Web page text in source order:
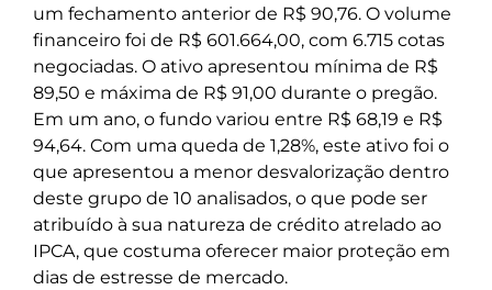
um fechamento anterior de R$ 90,76. O volume
financeiro foi de R$ 601.664,00, com 6.715 cotas
negociadas. O ativo apresentou mínima de R$
89,50 e máxima de R$ 91,00 durante o pregão.
Em um ano, o fundo variou entre R$ 68,19 e R$
94,64. Com uma queda de 1,28%, este ativo foi o
que apresentou a menor desvalorização dentro
deste grupo de 10 analisados, o que pode ser
atribuído à sua natureza de crédito atrelado ao
IPCA, que costuma oferecer maior proteção em
dias de estresse de mercado.